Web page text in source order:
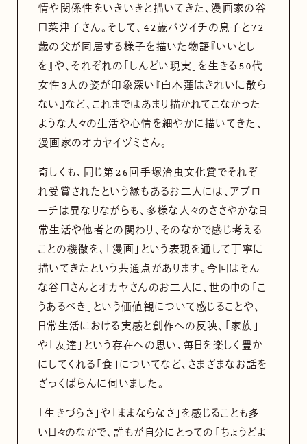
情や関係性をいきいきと描いてきた、漫画家の谷
口菜津子さん。そして、42歳バツイチの息子と72
歳の父が同居する様子を描いた物語『いいとし
を』や、それぞれの「しんどい現実」を生きる50代
女性3人の姿が印象深い『白木蓮はきれいに散ら
ない』など、これまではあまり描かれてこなかった
ような人々の生活や心情を細やかに描いてきた、
漫画家のオカヤイヅミさん。
奇しくも、同じ第26回手塚治虫文化賞でそれぞ
れ受賞されたという縁もあるお二人には、アプロ
ーチは異なりながらも、多様な人々のささやかな日
常生活や他者との関わり、そのなかで感じ考える
ことの機微を、「漫画」という表現を通して丁寧に
描いてきたという共通点があります。今回はそん
な谷口さんとオカヤさんのお二人に、世の中の「こ
うあるべき」という価値観について感じることや、
日常生活における実感と創作への反映、「家族」
や「友達」という存在への思い、毎日を楽しく豊か
にしてくれる「食」についてなど、さまざまなお話を
ざっくばらんに伺いました。
「生きづらさ」や「ままならなさ」を感じることも多
い日々のなかで、誰もが自分にとっての「ちょうどよ